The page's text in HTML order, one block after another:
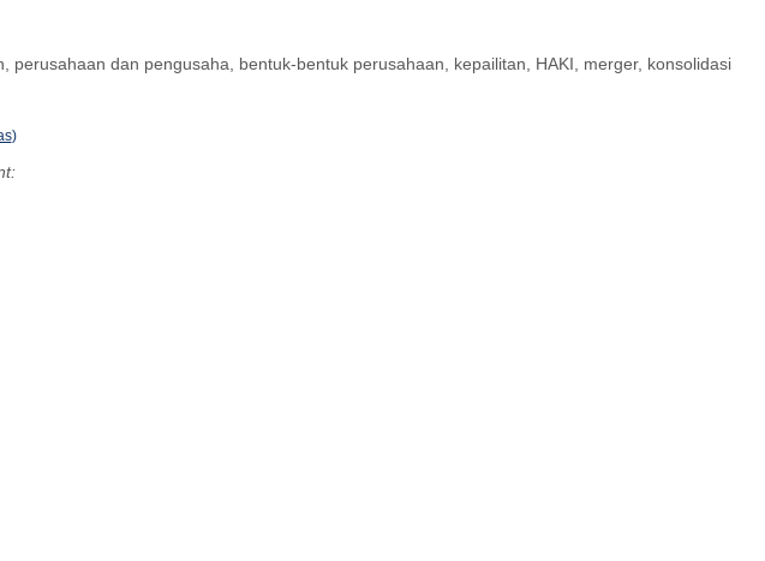
dan pengusaha, bentuk-bentuk perusahaan, kepailitan, HAKI, merger, konsolidasi
)